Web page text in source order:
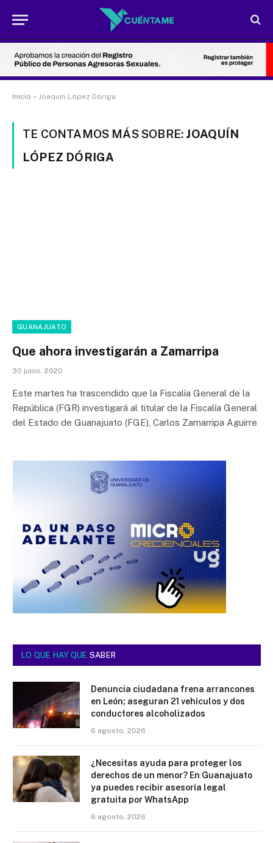
Inicio » Joaquín López Dóriga
TE CONTAMOS MÁS SOBRE: JOAQUÍN
LÓPEZ DÓRIGA
GUANAJUATO
Que ahora investigarán a Zamarripa
30 junio, 2020
Este martes ha trascendido que la Fiscalía General de la
República (FGR) investigará al titular de la Fiscalía General
del Estado de Guanajuato (FGE), Carlos Zamarripa Aguirre
LO QUE HAY QUE SABER
Denuncia ciudadana frena arrancones
en León; aseguran 21 vehículos y dos
conductores alcoholizados
6 agosto, 2026
¿Necesitas ayuda para proteger los
derechos de un menor? En Guanajuato
ya puedes recibir asesoría legal
gratuita por WhatsApp
6 agosto, 2026